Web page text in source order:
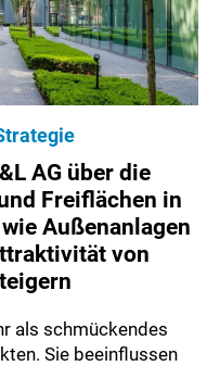
AG über die
Freiflächen in
Außenanlagen
von
als schmückendes
Sie beeinflussen